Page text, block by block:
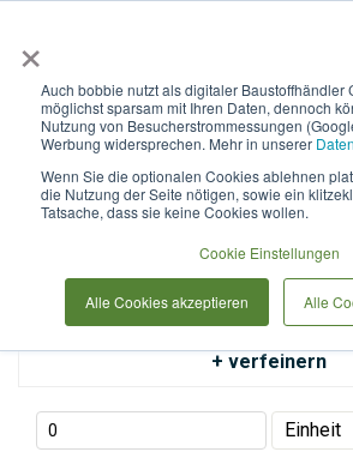
×
Auch bobbie nutzt als digitaler Baustoffhändler
möglichst sparsam mit Ihren Daten, dennoch
Nutzung von Besucherstrommessungen
Werbung widersprechen. Mehr in unserer
Wenn Sie die optionalen Cookies ablehnen
die Nutzung der Seite nötigen, sowie ein
Tatsache, dass sie keine Cookies wollen.
Cookie Einstellungen
Alle Cookies akzeptieren Alle
Bauchemie
+ verfeinern